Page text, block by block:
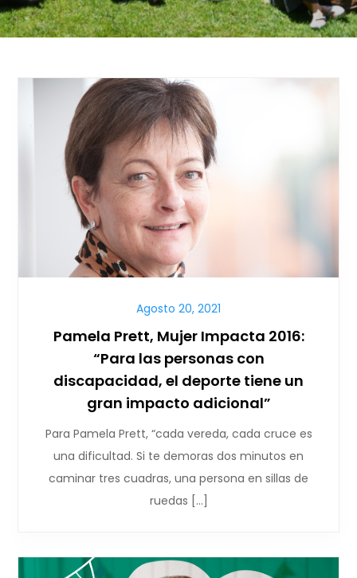
Agosto 20, 2021
Pamela Prett, Mujer Impacta 2016:
“Para las personas con
discapacidad, el deporte tiene un
gran impacto adicional”
Para Pamela Prett, “cada vereda, cada cruce es
una dificultad. Si te demoras dos minutos en
caminar tres cuadras, una persona en sillas de
ruedas […]